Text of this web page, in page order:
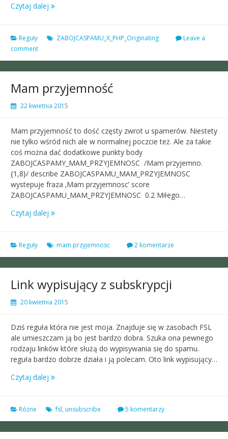
Czytaj dalej
Reguły ZABOJCASPAMU_X_PHP_Originating
Leave a
comment
Mam przyjemność
22 kwietnia 2015
Mam przyjemność to dość częsty zwrot u spamerów. Niestety
nie tylko wśród nich ale w normalnej poczcie też. Ale za takie
coś można dać dodatkowe punkty body
ZABOJCASPAMY_MAM_PRZYJEMNOSC /Mam przyjemno.
{1,8}/ describe ZABOJCASPAMU_MAM_PRZYJEMNOSC
wystepuje fraza ‚Mam przyjemnosc’ score
ZABOJCASPAMU_MAM_PRZYJEMNOSC 0.2 Miłego…
Czytaj dalej
Reguły mam przyjemnosc 2 komentarze
Link wypisujący z subskrypcji
20 kwietnia 2015
Dziś reguła która nie jest moja. Znajduje się w zasobach FSL
ale umieszczam ją bo jest bardzo dobra. Szuka ona pewnego
rodzaju linków które służą do wypisywania się do spamu.
reguła bardzo dobrze działa i ją polecam. Oto link wypisujący…
Czytaj dalej
Różne fsl, unsubscribe 5 komentarzy